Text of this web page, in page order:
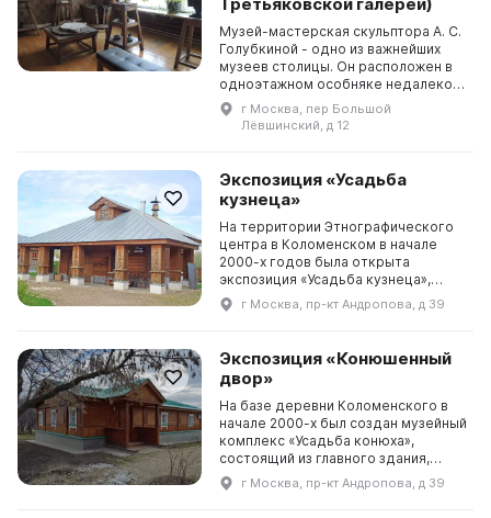
Музей-мастерская скульптора А. С.
Голубкиной - одно из важнейших
музеев столицы. Он расположен в
одноэтажном особняке недалеко
от Садового кольца и был
специально спроектирован для
художественных мастерских. В
скульптур, коллекция рисунков и
камней, подставки, инструмент...
г Москва, пер Большой
Лёвшинский, д 12
Экспозиция «Усадьба
кузнеца»
На территории Этнографического
центра в Коломенском в начале
2000-х годов была открыта
экспозиция «Усадьба кузнеца»,
состоящая из усадебного дома
кузнеца, усадебного дома сына
усадебном доме кузнеца
расположена экспозиция,
представляющая предметы быта
из металла XVII — на...
г Москва, пр-кт Андропова, д 39
Экспозиция «Конюшенный
двор»
На базе деревни Коломенского в
начале 2000-х был создан музейный
комплекс «Усадьба конюха»,
состоящий из главного здания,
экспозиционных помещений,
шорной мастерской, сарая для
г Москва, пр-кт Андропова, д 39